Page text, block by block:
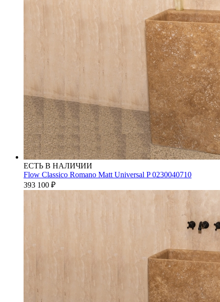
ЕСТЬ В НАЛИЧИИ
Flow Classico Romano Matt Universal P 0230040710
393 100 ₽